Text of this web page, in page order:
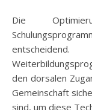
Die
den dorsalen
Gemeinschaft
sind, um diese